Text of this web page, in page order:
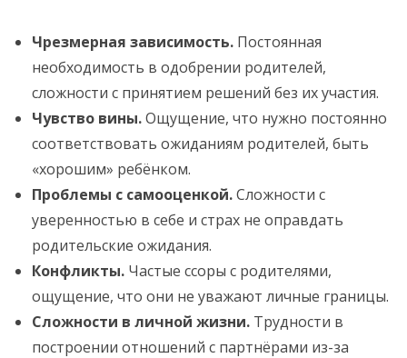
Чрезмерная зависимость. Постоянная
необходимость в одобрении родителей,
сложности с принятием решений без их участия.
Чувство вины.Ощущение, что нужно постоянно
соответствовать ожиданиям родителей, быть
«хорошим» ребёнком.
Проблемы с самооценкой.Сложности с
уверенностью в себе и страх не оправдать
родительские ожидания.
Конфликты. Частые ссоры с родителями,
ощущение, что они не уважают личные границы.
Сложности в личной жизни. Трудности в
построении отношений с партнёрами из-за